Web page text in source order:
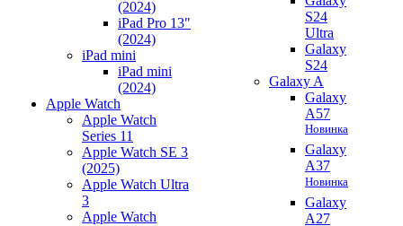
(2024)
iPad Pro 13"
(2024)
iPad mini
iPad mini
(2024)
Apple Watch
Apple Watch
Series 11
Apple Watch SE 3
(2025)
Apple Watch Ultra
3
Apple Watch
S24
Ultra
Galaxy
S24
Galaxy A
Galaxy
A57
Новинка
Galaxy
A37
Новинка
Galaxy
A27